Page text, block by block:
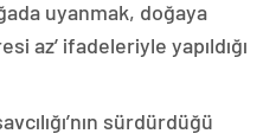
uyanmak, doğaya
az’ ifadeleriyle yapıldığı
sürdürdüğü